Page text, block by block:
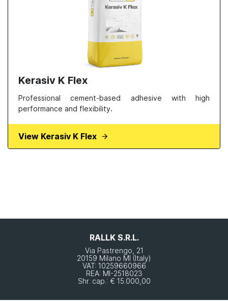
Kerasiv K Flex
Professional cement-based adhesive with high
performance and flexibility.
View Kerasiv K Flex
RALLK S.R.L.
Via Pastrengo, 21
20159 Milano MI (Italy)
VAT: 10259660966
REA: MI-2518023
Shr. cap.: € 15.000,00